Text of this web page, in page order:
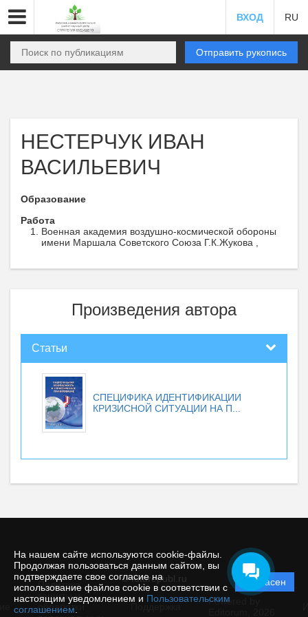
На нашем сайте используются cookie-файлы.
Продолжая пользоваться данным сайтом, вы
подтверждаете свое согласие на
использование файлов cookie в соответствии с
настоящим уведомлением и Пользовательским
соглашением
Согласен
ВХОД RU
Отправить рукопись
НЕСТЕРЧУК ИВАН
ВАСИЛЬЕВИЧ
Образование
Работа
Военная академия воздушно-космической обороны
имени Маршала Советского Союза Г.К.Жукова ,
Произведения автора
Статьи
СПЕЦИФИКА ИДЕНТИФИКАЦИИ
КРИЗИСНОЙ СИТУАЦИИ НА П...
© futurepubl.ru
Политика
защиты и
обработки
Powered by